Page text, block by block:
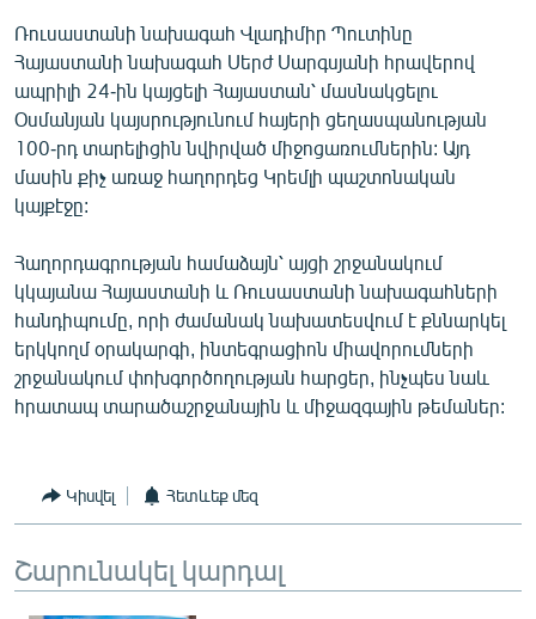
ԲԱՆԱՎԵՃ
ՁԳՏԵԼՈՎ ԼԱՎԱԳՈՒՅՆԻՆ
ՓՈԴՔԱՍԹ
Հայերեն
English
Русский
ՀԵՏԵՎԵՔ ՄԵԶ
«Ազատության» բոլոր կայքերը
Ռուսաստանի նախագահ Վլադիմիր Պուտինը
Հայաստանի նախագահ Սերժ Սարգսյանի հրավերով
ապրիլի 24-ին կայցելի Հայաստան՝ մասնակցելու
Օսմանյան կայսրությունում հայերի ցեղասպանության
100-րդ տարելիցին նվիրված միջոցառումներին: Այդ
մասին քիչ առաջ հաղորդեց Կրեմլի պաշտոնական
կայքէջը:
Հաղորդագրության համաձայն՝ այցի շրջանակում
կկայանա Հայաստանի և Ռուսաստանի նախագահների
հանդիպումը, որի ժամանակ նախատեսվում է քննարկել
երկկողմ օրակարգի, ինտեգրացիոն միավորումների
շրջանակում փոխգործողության հարցեր, ինչպես նաև
հրատապ տարածաշրջանային և միջազգային թեմաներ:
Կիսվել Հետևեք մեզ
Շարունակել կարդալ